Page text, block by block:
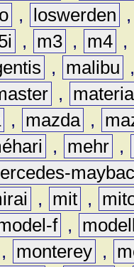
, loswerden
, m3 , m4 ,
, malibu
,
materia
, mazda ,
, mehr ,
, mit ,
f ,
, monterey ,